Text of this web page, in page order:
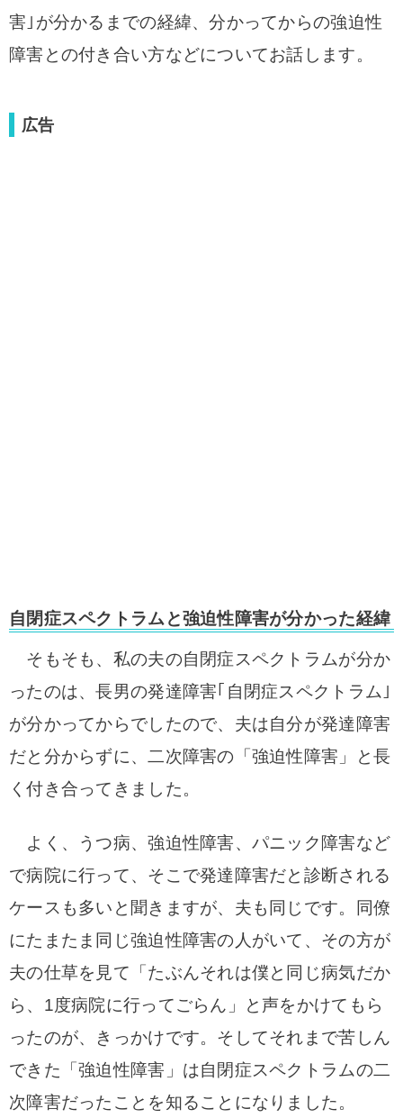
害｣が分かるまでの経緯、分かってからの強迫性
障害との付き合い方などについてお話します。
広告
自閉症スペクトラムと強迫性障害が分かった経緯
そもそも、私の夫の自閉症スペクトラムが分か
ったのは、長男の発達障害｢自閉症スペクトラム｣
が分かってからでしたので、夫は自分が発達障害
だと分からずに、二次障害の「強迫性障害」と長
く付き合ってきました。
よく、うつ病、強迫性障害、パニック障害など
で病院に行って、そこで発達障害だと診断される
ケースも多いと聞きますが、夫も同じです。
同僚
にたまたま同じ強迫性障害の人がいて、その方が
夫の仕草を見て 「たぶんそれは僕と同じ病気だか
ら、1度病院に行ってごらん」と声をかけてもら
ったのが、きっかけです。 そしてそれまで苦しん
できた「強迫性障害」は自閉症スペクトラムの二
次障害だったことを知ることになりました。